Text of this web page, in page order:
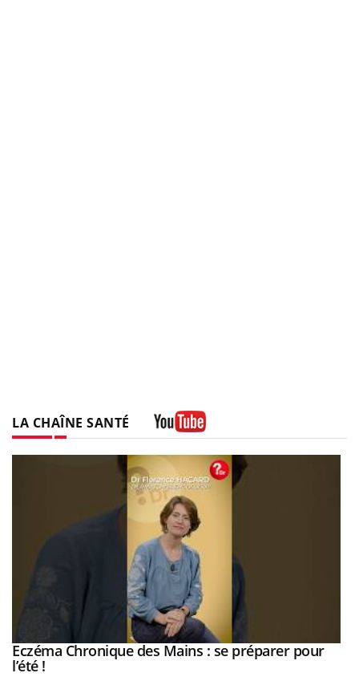
LA CHAÎNE SANTÉ
Youtube
Eczéma Chronique des Mains : se préparer pour
l’été !Youtube